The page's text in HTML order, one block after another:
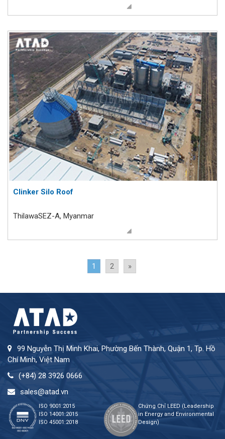
Clinker Silo Roof
ThilawaSEZ-A, Myanmar
1 2 »
99 Nguyễn Thị Minh Khai, Phường Bến Thành, Quận 1, Tp. Hồ
Chí Minh, Việt Nam
(+84) 28 3926 0666
sales@atad.vn
ISO 9001:2015
ISO 14001:2015
ISO 45001:2018
Chứng Chỉ LEED (Leadership
in Energy and Environmental
Design)